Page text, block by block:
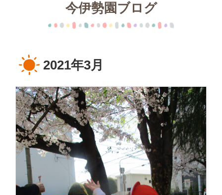
今伊勢園ブログ
2021年3月